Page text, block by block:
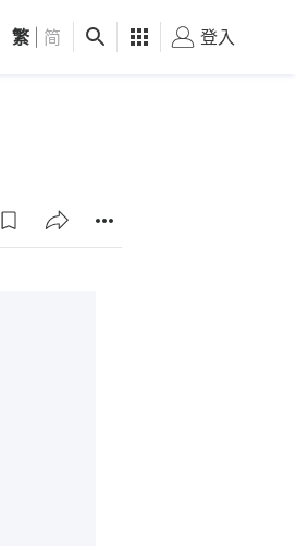
觀點 健康 好食玩飛
繁 简 登入